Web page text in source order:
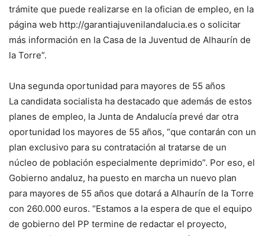
trámite que puede realizarse en la ofician de empleo, en la
página web http://garantiajuvenilandalucia.es o solicitar
más información en la Casa de la Juventud de Alhaurín de
la Torre”.
Una segunda oportunidad para mayores de 55 años
La candidata socialista ha destacado que además de estos
planes de empleo, la Junta de Andalucía prevé dar otra
oportunidad los mayores de 55 años, “que contarán con un
plan exclusivo para su contratación al tratarse de un
núcleo de población especialmente deprimido”. Por eso, el
Gobierno andaluz, ha puesto en marcha un nuevo plan
para mayores de 55 años que dotará a Alhaurín de la Torre
con 260.000 euros. “Estamos a la espera de que el equipo
de gobierno del PP termine de redactar el proyecto,